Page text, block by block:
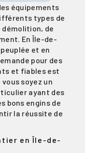
équipements
types de
de
En Île-de-
et en
pour des
et fiables est
soyez un
ayant des
bons engins de
la réussite de
en Île-de-